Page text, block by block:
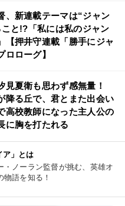
、新連載テーマは“ジャン
と!?「私には私のジャン
【押井守連載「勝手にジャ
ロローグ】
見夏衛も思わず感無量！
降る丘で、君とまた出会い
高校教師になった主人公の
に胸を打たれる
ア」とは
・ノーラン監督が挑む、英雄オ
語を知る！